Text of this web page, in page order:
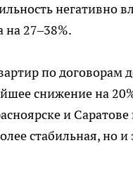
негативно
на 27–38%.
по договорам
снижение на
и
стабильная, но